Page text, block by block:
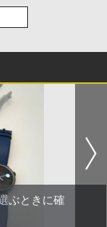
ぶときに確